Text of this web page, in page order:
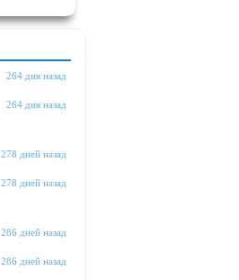
264 дня назад
264 дня назад
278 дней назад
278 дней назад
286 дней назад
286 дней назад